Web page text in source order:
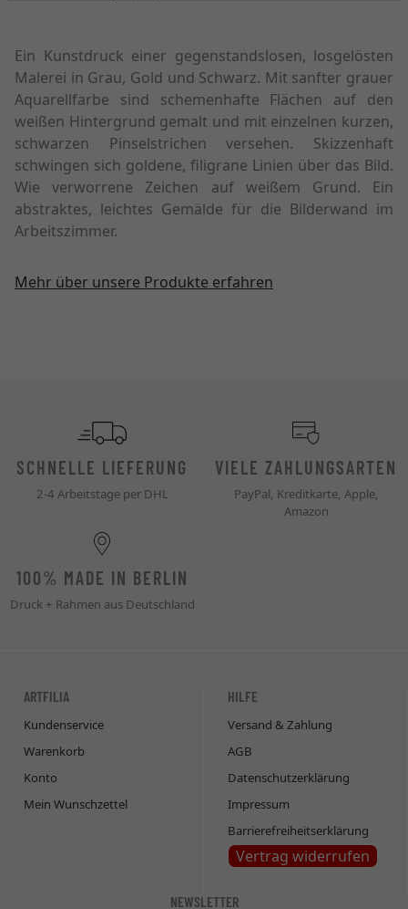
Ein Kunstdruck einer gegenstandslosen, losgelösten
Malerei in Grau, Gold und Schwarz. Mit sanfter grauer
Aquarellfarbe sind schemenhafte Flächen auf den
weißen Hintergrund gemalt und mit einzelnen kurzen,
schwarzen Pinselstrichen versehen. Skizzenhaft
schwingen sich goldene, filigrane Linien über das Bild.
Wie verworrene Zeichen auf weißem Grund. Ein
abstraktes, leichtes Gemälde für die Bilderwand im
Arbeitszimmer.
Mehr über unsere Produkte erfahren
SCHNELLE LIEFERUNG
2-4 Arbeitstage per DHL
VIELE ZAHLUNGSARTEN
PayPal, Kreditkarte, Apple,
Amazon
100% MADE IN BERLIN
Druck + Rahmen aus Deutschland
ARTFILIA
Kundenservice
Warenkorb
Konto
Mein Wunschzettel
HILFE
Versand & Zahlung
AGB
Datenschutzerklärung
Impressum
Barrierefreiheitserklärung
Vertrag widerrufen
NEWSLETTER